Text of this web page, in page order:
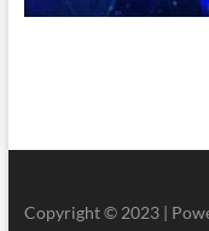
Copyright © 2023 |